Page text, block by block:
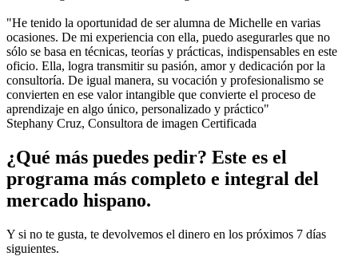
"He tenido la oportunidad de ser alumna de Michelle en varias
ocasiones. De mi experiencia con ella, puedo asegurarles que no
sólo se basa en técnicas, teorías y prácticas, indispensables en este
oficio. Ella, logra transmitir su pasión, amor y dedicación por la
consultoría. De igual manera, su vocación y profesionalismo se
convierten en ese valor intangible que convierte el proceso de
aprendizaje en algo único, personalizado y práctico"
Stephany Cruz, Consultora de imagen Certificada
¿Qué más puedes pedir? Este es el
programa más completo e integral del
mercado hispano.
Y si no te gusta, te devolvemos el dinero en los próximos 7 días
siguientes.